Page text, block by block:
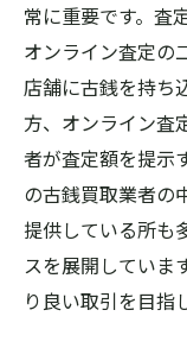
常に重要です。査
オンライン査定の
店舗に古銭を持ち
方、オンライン査
者が査定額を提示
の古銭買取業者の
提供している所も
スを展開していま
り良い取引を目指